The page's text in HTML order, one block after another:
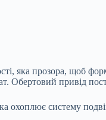
яка прозора, щоб
Обертовий привід
охоплює систему